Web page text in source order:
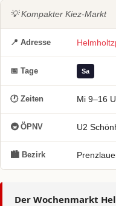
💡 Kompakter Kiez-Markt
📍 Adresse
📅 Tage Sa
🕐 Zeiten Mi 9–16
🚇 ÖPNV U2
🏙 Bezirk
Der Wochenmarkt